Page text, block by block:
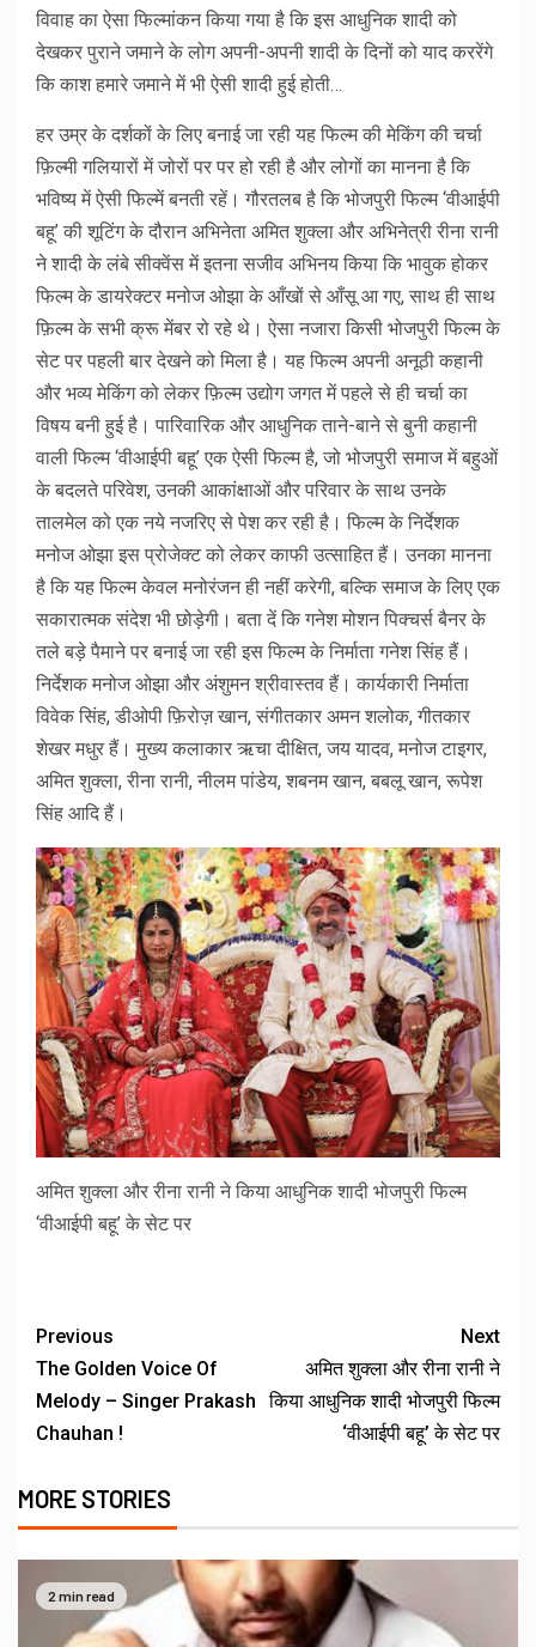
विवाह का ऐसा फिल्मांकन किया गया है कि इस आधुनिक शादी को
देखकर पुराने जमाने के लोग अपनी-अपनी शादी के दिनों को याद कररेंगे
कि काश हमारे जमाने में भी ऐसी शादी हुई होती…
हर उम्र के दर्शकों के लिए बनाई जा रही यह फिल्म की मेकिंग की चर्चा
फ़िल्मी गलियारों में जोरों पर पर हो रही है और लोगों का मानना है कि
भविष्य में ऐसी फिल्में बनती रहें। गौरतलब है कि भोजपुरी फिल्म ‘वीआईपी
बहू’ की शूटिंग के दौरान अभिनेता अमित शुक्ला और अभिनेत्री रीना रानी
ने शादी के लंबे सीक्वेंस में इतना सजीव अभिनय किया कि भावुक होकर
फिल्म के डायरेक्टर मनोज ओझा के आँखों से आँसू आ गए, साथ ही साथ
फ़िल्म के सभी क्रू मेंबर रो रहे थे। ऐसा नजारा किसी भोजपुरी फिल्म के
सेट पर पहली बार देखने को मिला है। यह फिल्म अपनी अनूठी कहानी
और भव्य मेकिंग को लेकर फ़िल्म उद्योग जगत में पहले से ही चर्चा का
विषय बनी हुई है। पारिवारिक और आधुनिक ताने-बाने से बुनी कहानी
वाली फिल्म ‘वीआईपी बहू’ एक ऐसी फिल्म है, जो भोजपुरी समाज में बहुओं
के बदलते परिवेश, उनकी आकांक्षाओं और परिवार के साथ उनके
तालमेल को एक नये नजरिए से पेश कर रही है। फिल्म के निर्देशक
मनोज ओझा इस प्रोजेक्ट को लेकर काफी उत्साहित हैं। उनका मानना
है कि यह फिल्म केवल मनोरंजन ही नहीं करेगी, बल्कि समाज के लिए एक
सकारात्मक संदेश भी छोड़ेगी। बता दें कि गनेश मोशन पिक्चर्स बैनर के
तले बड़े पैमाने पर बनाई जा रही इस फिल्म के निर्माता गनेश सिंह हैं।
निर्देशक मनोज ओझा और अंशुमन श्रीवास्तव हैं। कार्यकारी निर्माता
विवेक सिंह, डीओपी फ़िरोज़ खान, संगीतकार अमन शलोक, गीतकार
शेखर मधुर हैं। मुख्य कलाकार ऋचा दीक्षित, जय यादव, मनोज टाइगर,
अमित शुक्ला, रीना रानी, नीलम पांडेय, शबनम खान, बबलू खान, रूपेश
सिंह आदि हैं।
अमित शुक्ला और रीना रानी ने किया आधुनिक शादी भोजपुरी फिल्म
‘वीआईपी बहू’ के सेट पर
Previous
The Golden Voice Of
Melody – Singer Prakash
Chauhan !
Next
अमित शुक्ला और रीना रानी ने
किया आधुनिक शादी भोजपुरी फिल्म
‘वीआईपी बहू’ के सेट पर
MORE STORIES
2 min read